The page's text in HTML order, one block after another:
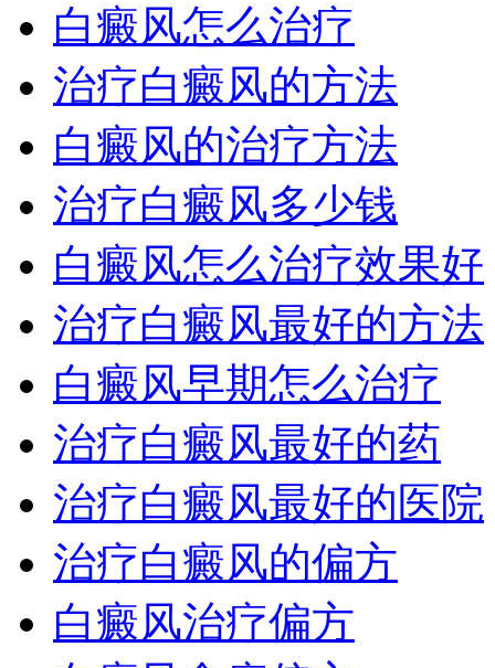
白癜风怎么治疗
治疗白癜风的方法
白癜风的治疗方法
治疗白癜风多少钱
白癜风怎么治疗效果好
治疗白癜风最好的方法
白癜风早期怎么治疗
治疗白癜风最好的药
治疗白癜风最好的医院
治疗白癜风的偏方
白癜风治疗偏方